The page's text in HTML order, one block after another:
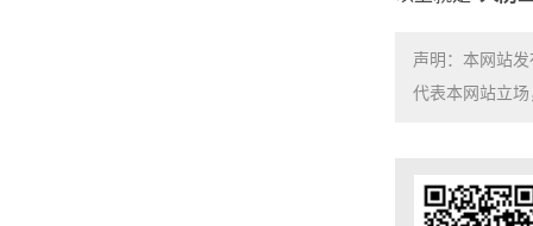
声明：本网站
代表本网站立场